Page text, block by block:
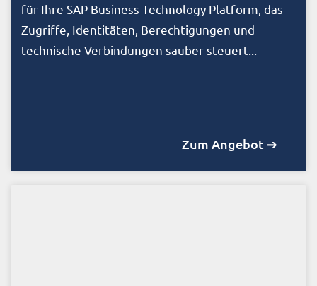
für Ihre SAP Business Technology Platform, das
Zugriffe, Identitäten, Berechtigungen und
technische Verbindungen sauber steuert...
Zum Angebot ➔